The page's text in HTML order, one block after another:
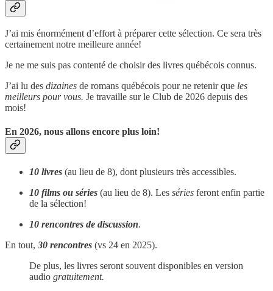
J’ai mis énormément d’effort à préparer cette sélection. Ce sera très
certainement notre meilleure année!
Je ne me suis pas contenté de choisir des livres québécois connus.
J’ai lu des dizaines de romans québécois pour ne retenir que les
meilleurs pour vous. Je travaille sur le Club de 2026 depuis des
mois!
En 2026, nous allons encore plus loin!
10 livres (au lieu de 8), dont plusieurs très accessibles.
10 films ou séries (au lieu de 8). Les séries feront enfin partie
de la sélection!
10 rencontres de discussion.
En tout, 30 rencontres (vs 24 en 2025).
De plus, les livres seront souvent disponibles en version
audio gratuitement.